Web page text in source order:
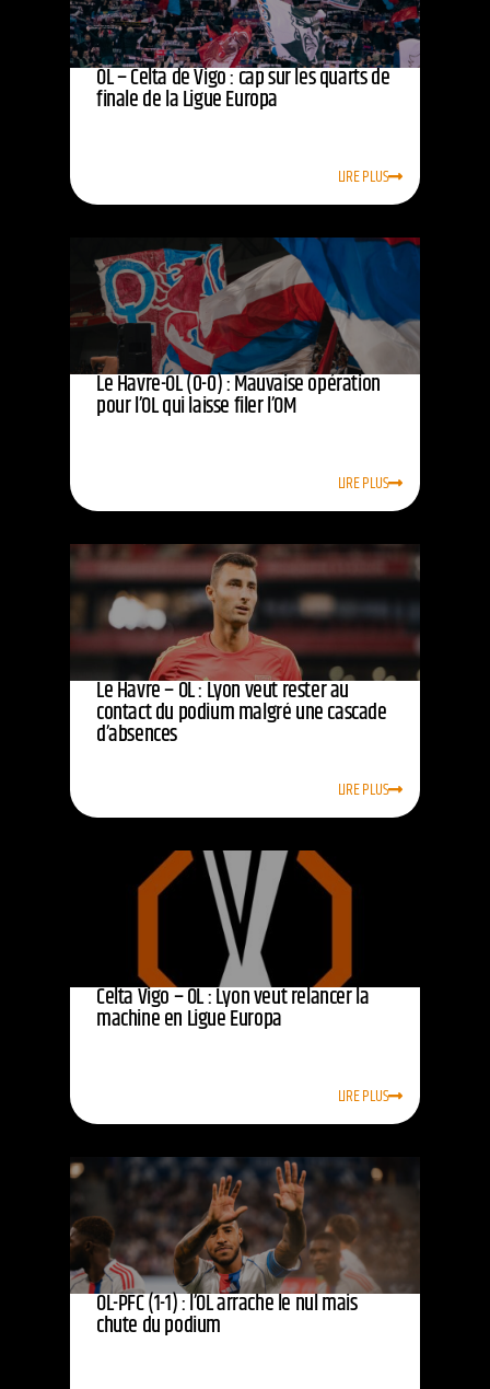
OL – Celta de Vigo : cap sur les quarts de
finale de la Ligue Europa
LIRE PLUS
Le Havre-OL (0-0) : Mauvaise opération
pour l’OL qui laisse filer l’OM
LIRE PLUS
Le Havre – OL : Lyon veut rester au
contact du podium malgré une cascade
d’absences
LIRE PLUS
Celta Vigo – OL : Lyon veut relancer la
machine en Ligue Europa
LIRE PLUS
OL-PFC (1-1) : l’OL arrache le nul mais
chute du podium